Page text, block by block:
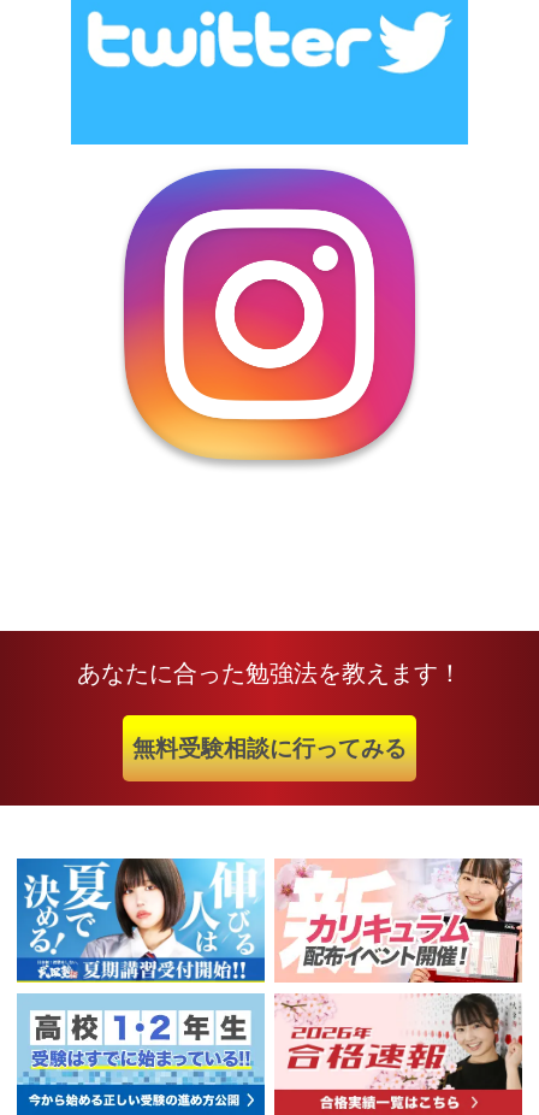
あなたに合った勉強法を教えます！
無料受験相談に行ってみる